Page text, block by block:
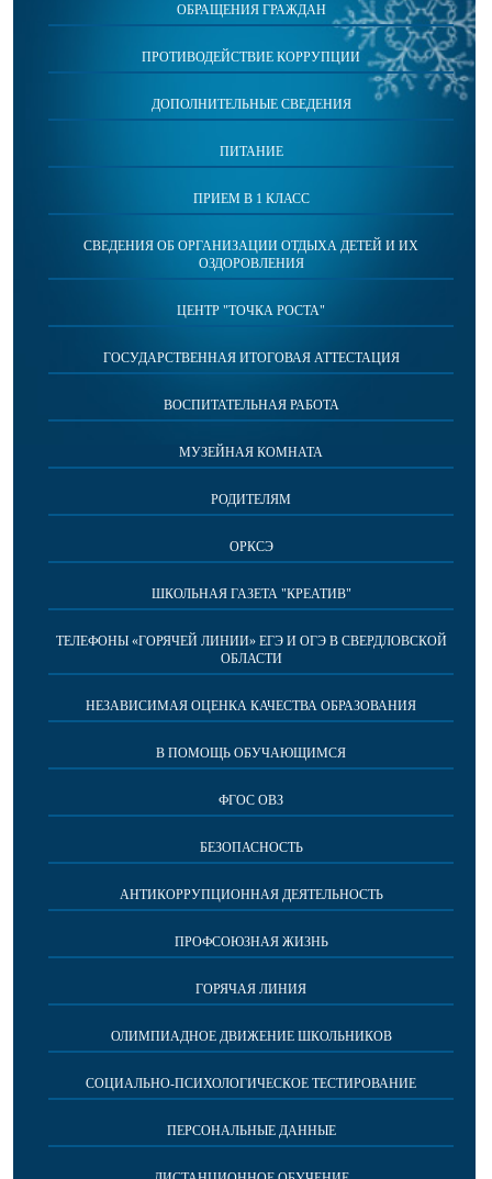
ОБРАЩЕНИЯ ГРАЖДАН
ПРОТИВОДЕЙСТВИЕ КОРРУПЦИИ
ДОПОЛНИТЕЛЬНЫЕ СВЕДЕНИЯ
ПИТАНИЕ
ПРИЕМ В 1 КЛАСС
СВЕДЕНИЯ ОБ ОРГАНИЗАЦИИ ОТДЫХА ДЕТЕЙ И ИХ
ОЗДОРОВЛЕНИЯ
ЦЕНТР "ТОЧКА РОСТА"
ГОСУДАРСТВЕННАЯ ИТОГОВАЯ АТТЕСТАЦИЯ
ВОСПИТАТЕЛЬНАЯ РАБОТА
МУЗЕЙНАЯ КОМНАТА
РОДИТЕЛЯМ
ОРКСЭ
ШКОЛЬНАЯ ГАЗЕТА "КРЕАТИВ"
ТЕЛЕФОНЫ «ГОРЯЧЕЙ ЛИНИИ» ЕГЭ И ОГЭ В СВЕРДЛОВСКОЙ
ОБЛАСТИ
НЕЗАВИСИМАЯ ОЦЕНКА КАЧЕСТВА ОБРАЗОВАНИЯ
В ПОМОЩЬ ОБУЧАЮЩИМСЯ
ФГОС ОВЗ
БЕЗОПАСНОСТЬ
АНТИКОРРУПЦИОННАЯ ДЕЯТЕЛЬНОСТЬ
ПРОФСОЮЗНАЯ ЖИЗНЬ
ГОРЯЧАЯ ЛИНИЯ
ОЛИМПИАДНОЕ ДВИЖЕНИЕ ШКОЛЬНИКОВ
СОЦИАЛЬНО-ПСИХОЛОГИЧЕСКОЕ ТЕСТИРОВАНИЕ
ПЕРСОНАЛЬНЫЕ ДАННЫЕ